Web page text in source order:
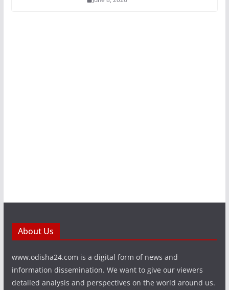
About Us
www.odisha24.com is a digital form of news and
information dissemination. We want to give our viewers
detailed analysis and perspectives on the world around us.